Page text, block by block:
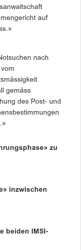
auf
nach
gemäss
des Post- und
zu
inzwischen
beiden IMSI-